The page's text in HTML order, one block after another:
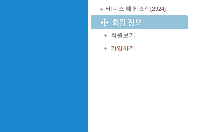
테니스 해외소식[2924]
회원보기
가입하기